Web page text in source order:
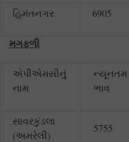
હિમંતનગર 6905
મગફળી
એપીએમસીનું
નામ
ન્યૂનતમ
ભાવ
સાવરકુંડલા
(અમરેલી)
5755